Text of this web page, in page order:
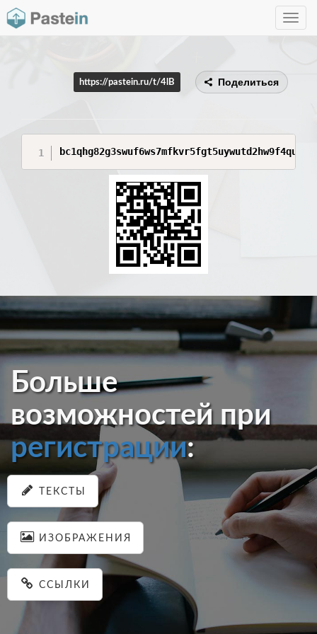
Toggle
https://pastein.ru/t/4lB Поделиться
bc1qhg82g3swuf6ws7mfkvr5fgt5uywutd2hw9f4qu
Больше
возможностей при
регистрации:
ТЕКСТЫ
ИЗОБРАЖЕНИЯ
ССЫЛКИ